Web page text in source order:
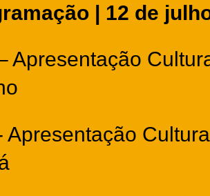
| 12 de
Apresentação
Apresentação